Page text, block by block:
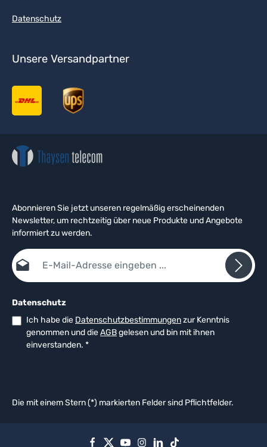
Datenschutz
Unsere Versandpartner
Abonnieren Sie jetzt unseren regelmäßig erscheinenden
Newsletter, um rechtzeitig über neue Produkte und Angebote
informiert zu werden.
E-Mail-Adresse*
Datenschutz
Ich habe die Datenschutzbestimmungenzur Kenntnis
genommen und dieAGBgelesen und bin mit ihnen
einverstanden. *
Die mit einem Stern (*) markierten Felder sind Pflichtfelder.